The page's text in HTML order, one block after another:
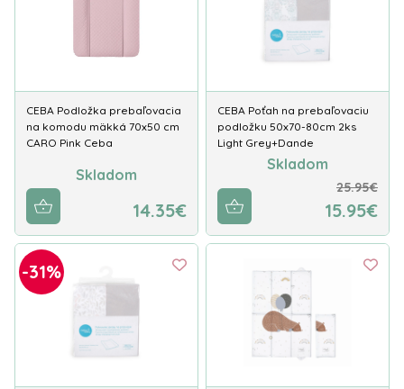
CEBA Podložka prebaľovacia
na komodu mäkká 70x50 cm
CARO Pink Ceba
Skladom
14.35€
CEBA Poťah na prebaľovaciu
podložku 50x70-80cm 2ks
Light Grey+Dande
Skladom
25.95€
15.95€
-31%